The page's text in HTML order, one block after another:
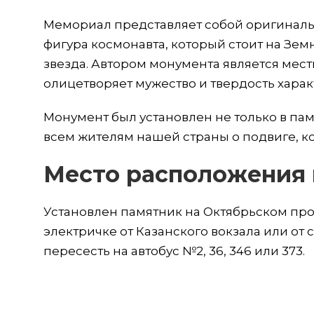
Мемориал представляет собой
фигура космонавта, который стоит на
звезда. Автором монумента является
олицетворяет мужество и твердость
Монумент был установлен не только в
всем жителям нашей страны о подвиге,
Место расположения
Установлен памятник на Октябрьском
электричке от Казанского вокзала или
пересесть на автобус №2, 36, 346 или 373.